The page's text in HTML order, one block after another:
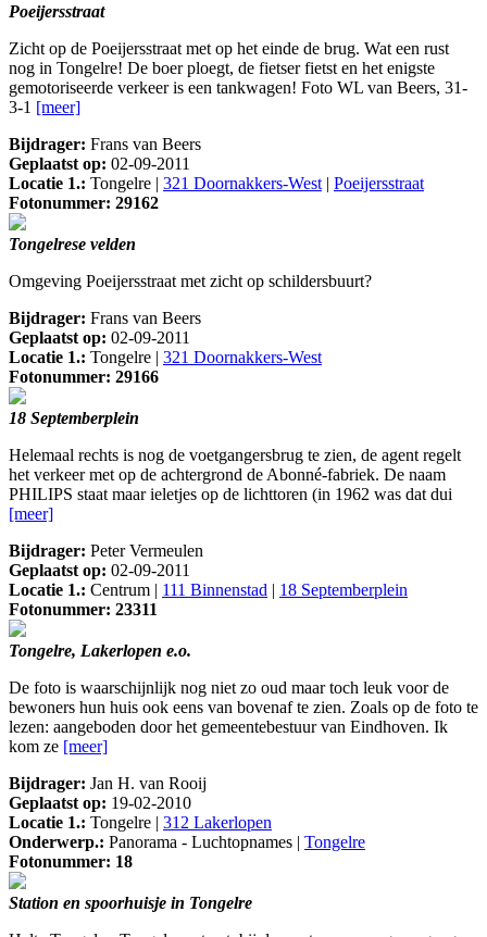
Poeijersstraat
Zicht op de Poeijersstraat met op het einde de brug. Wat een rust
nog in Tongelre! De boer ploegt, de fietser fietst en het enigste
gemotoriseerde verkeer is een tankwagen! Foto WL van Beers, 31-
3-1 [meer]
Bijdrager: Frans van Beers
Geplaatst op: 02-09-2011
Locatie 1.: Tongelre | 321 Doornakkers-West | Poeijersstraat
Fotonummer: 29162
Tongelrese velden
Omgeving Poeijersstraat met zicht op schildersbuurt?
Bijdrager: Frans van Beers
Geplaatst op: 02-09-2011
Locatie 1.: Tongelre | 321 Doornakkers-West
Fotonummer: 29166
18 Septemberplein
Helemaal rechts is nog de voetgangersbrug te zien, de agent regelt
het verkeer met op de achtergrond de Abonné-fabriek. De naam
PHILIPS staat maar ieletjes op de lichttoren (in 1962 was dat dui
[meer]
Bijdrager: Peter Vermeulen
Geplaatst op: 02-09-2011
Locatie 1.: Centrum | 111 Binnenstad | 18 Septemberplein
Fotonummer: 23311
Tongelre, Lakerlopen e.o.
De foto is waarschijnlijk nog niet zo oud maar toch leuk voor de
bewoners hun huis ook eens van bovenaf te zien. Zoals op de foto te
lezen: aangeboden door het gemeentebestuur van Eindhoven. Ik
kom ze [meer]
Bijdrager: Jan H. van Rooij
Geplaatst op: 19-02-2010
Locatie 1.: Tongelre | 312 Lakerlopen
Onderwerp.: Panorama - Luchtopnames | Tongelre
Fotonummer: 18
Station en spoorhuisje in Tongelre